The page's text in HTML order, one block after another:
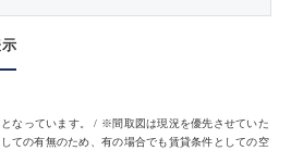
なっています。 / ※間取図は現況を優先させていた
ての有無のため、有の場合でも賃貸条件としての空